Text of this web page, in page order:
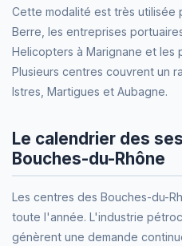
Cette modalité est très utilisée
Berre, les entreprises
Helicopters à Marignane et les
Plusieurs centres couvrent un
Istres, Martigues et Aubagne.
Le calendrier des
Bouches-du-Rhône
Les centres des Bouches-du-
toute l'année. L'industrie
génèrent une demande